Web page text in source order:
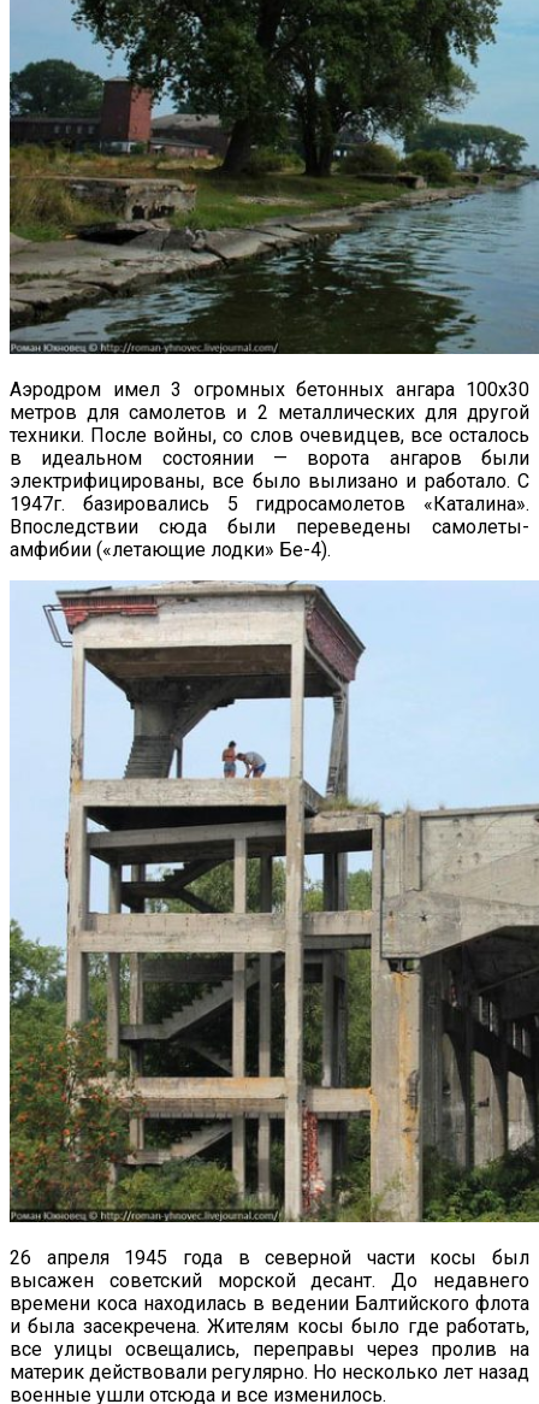
Аэродром имел 3 огромных бетонных ангара 100х30
метров для самолетов и 2 металлических для другой
техники. После войны, со слов очевидцев, все осталось
в идеальном состоянии — ворота ангаров были
электрифицированы, все было вылизано и работало. С
1947г. базировались 5 гидросамолетов «Каталина».
Впоследствии сюда были переведены самолеты-
амфибии («летающие лодки» Бе-4).
26 апреля 1945 года в северной части косы был
высажен советский морской десант. До недавнего
времени коса находилась в ведении Балтийского флота
и была засекречена. Жителям косы было где работать,
все улицы освещались, переправы через пролив на
материк действовали регулярно. Но несколько лет назад
военные ушли отсюда и все изменилось.